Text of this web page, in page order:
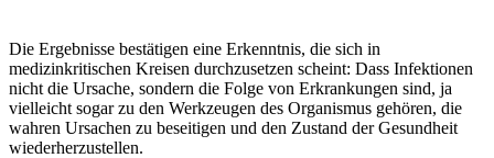
Die Ergebnisse bestätigen eine Erkenntnis, die sich in
medizinkritischen Kreisen durchzusetzen scheint: Dass Infektionen
nicht die Ursache, sondern die Folge von Erkrankungen sind, ja
vielleicht sogar zu den Werkzeugen des Organismus gehören, die
wahren Ursachen zu beseitigen und den Zustand der Gesundheit
wiederherzustellen.